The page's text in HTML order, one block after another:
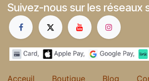
Suivez-nous sur les réseaux
Acceuil Boutique Blog